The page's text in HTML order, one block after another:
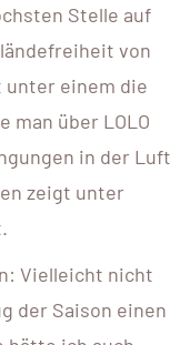
Stelle auf
von
unter einem die
man über LOLO
in der Luft
zeigt unter
Vielleicht nicht
der Saison einen